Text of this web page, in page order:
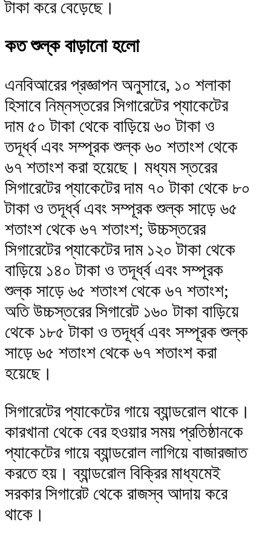
টাকা করে বেড়েছে।
কত শুল্ক বাড়ানো হলো
এনবিআরের প্রজ্ঞাপন অনুসারে, ১০ শলাকা
হিসাবে নিম্নস্তরের সিগারেটের প্যাকেটের
দাম ৫০ টাকা থেকে বাড়িয়ে ৬০ টাকা ও
তদূর্ধ্ব এবং সম্পূরক শুল্ক ৬০ শতাংশ থেকে
৬৭ শতাংশ করা হয়েছে। মধ্যম স্তরের
সিগারেটের প্যাকেটের দাম ৭০ টাকা থেকে ৮০
টাকা ও তদূর্ধ্ব এবং সম্পূরক শুল্ক সাড়ে ৬৫
শতাংশ থেকে ৬৭ শতাংশ; উচ্চস্তরের
সিগারেটের প্যাকেটের দাম ১২০ টাকা থেকে
বাড়িয়ে ১৪০ টাকা ও তদূর্ধ্ব এবং সম্পূরক
শুল্ক সাড়ে ৬৫ শতাংশ থেকে ৬৭ শতাংশ;
অতি উচ্চস্তরের সিগারেট ১৬০ টাকা বাড়িয়ে
থেকে ১৮৫ টাকা ও তদূর্ধ্ব এবং সম্পূরক শুল্ক
সাড়ে ৬৫ শতাংশ থেকে ৬৭ শতাংশ করা
হয়েছে।
সিগারেটের প্যাকেটের গায়ে ব্যান্ডরোল থাকে।
কারখানা থেকে বের হওয়ার সময় প্রতিষ্ঠানকে
প্যাকেটের গায়ে ব্যান্ডরোল লাগিয়ে বাজারজাত
করতে হয়। ব্যান্ডরোল বিক্রির মাধ্যমেই
সরকার সিগারেট থেকে রাজস্ব আদায় করে
থাকে।